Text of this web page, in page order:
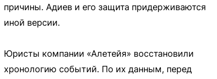
причины. Адиев и его защита придерживаются
иной версии.
Юристы компании «Алетейя» восстановили
хронологию событий. По их данным, перед